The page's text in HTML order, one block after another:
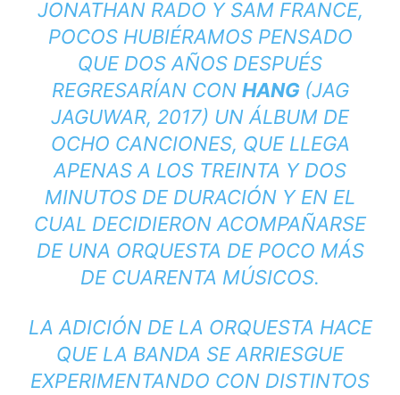
JONATHAN RADO Y SAM FRANCE,
POCOS HUBIÉRAMOS PENSADO
QUE DOS AÑOS DESPUÉS
REGRESARÍAN CON HANG (JAG
JAGUWAR, 2017) UN ÁLBUM DE
OCHO CANCIONES, QUE LLEGA
APENAS A LOS TREINTA Y DOS
MINUTOS DE DURACIÓN Y EN EL
CUAL DECIDIERON ACOMPAÑARSE
DE UNA ORQUESTA DE POCO MÁS
DE CUARENTA MÚSICOS.
LA ADICIÓN DE LA ORQUESTA HACE
QUE LA BANDA SE ARRIESGUE
EXPERIMENTANDO CON DISTINTOS